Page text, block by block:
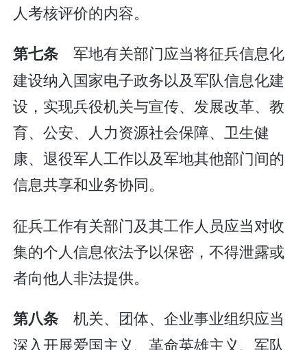
人考核评价的内容。
第七条 军地有关部门应当将征兵信息化
建设纳入国家电子政务以及军队信息化建
设，实现兵役机关与宣传、发展改革、教
育、公安、人力资源社会保障、卫生健
康、退役军人工作以及军地其他部门间的
信息共享和业务协同。
征兵工作有关部门及其工作人员应当对收
集的个人信息依法予以保密，不得泄露或
者向他人非法提供。
第八条 机关、团体、企业事业组织应当
深入开展爱国主义、革命英雄主义、军队